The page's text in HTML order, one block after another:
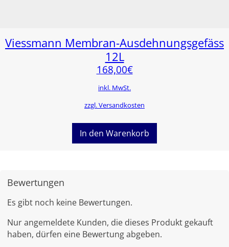
Viessmann Membran-Ausdehnungsgefäss
12L
168,00€
inkl. MwSt.
zzgl. Versandkosten
In den Warenkorb
Bewertungen
Es gibt noch keine Bewertungen.
Nur angemeldete Kunden, die dieses Produkt gekauft
haben, dürfen eine Bewertung abgeben.